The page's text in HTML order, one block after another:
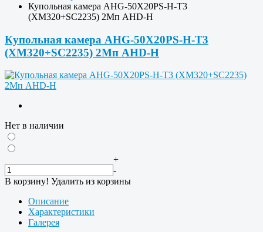
Купольная камера AHG-50X20PS-H-T3
(XM320+SC2235) 2Мп AHD-H
Купольная камера AHG-50X20PS-H-T3
(XM320+SC2235) 2Мп AHD-H
Нет в наличии
+
-
В корзину! Удалить из корзины
Описание
Характеристики
Галерея